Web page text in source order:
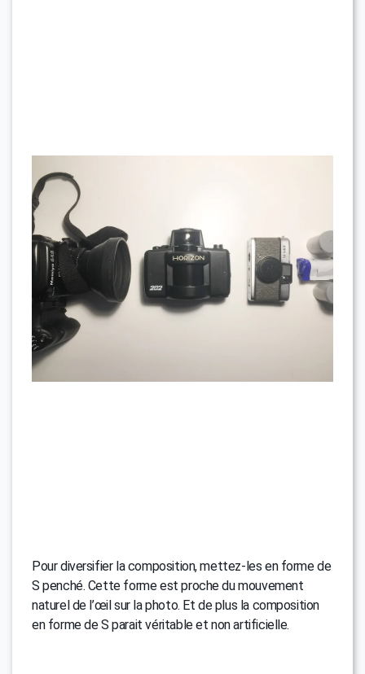
Pour diversifier la composition, mettez-les en forme de
S penché. Cette forme est proche du mouvement
naturel de l’œil sur la photo. Et de plus la composition
en forme de S parait véritable et non artificielle.